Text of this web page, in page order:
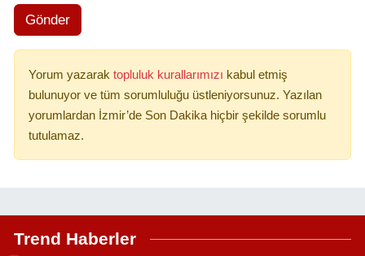
Gönder
Yorum yazarak topluluk kurallarımızı kabul etmiş
bulunuyor ve tüm sorumluluğu üstleniyorsunuz. Yazılan
yorumlardan İzmir’de Son Dakika hiçbir şekilde sorumlu
tutulamaz.
Trend Haberler